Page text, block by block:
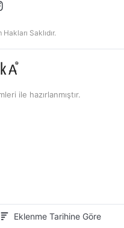
Saklıdır.
ile hazırlanmıştır.